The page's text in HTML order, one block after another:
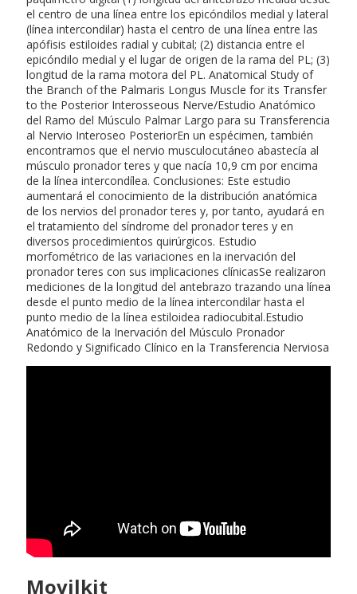
el centro de una línea entre los epicóndilos medial y lateral
(línea intercondilar) hasta el centro de una línea entre las
apófisis estiloides radial y cubital; (2) distancia entre el
epicóndilo medial y el lugar de origen de la rama del PL; (3)
longitud de la rama motora del PL. Anatomical Study of
the Branch of the Palmaris Longus Muscle for its Transfer
to the Posterior Interosseous Nerve/Estudio Anatómico
del Ramo del Músculo Palmar Largo para su Transferencia
al Nervio Interoseo PosteriorEn un espécimen, también
encontramos que el nervio musculocutáneo abastecía al
músculo pronador teres y que nacía 10,9 cm por encima
de la línea intercondílea. Conclusiones: Este estudio
aumentará el conocimiento de la distribución anatómica
de los nervios del pronador teres y, por tanto, ayudará en
el tratamiento del síndrome del pronador teres y en
diversos procedimientos quirúrgicos. Estudio
morfométrico de las variaciones en la inervación del
pronador teres con sus implicaciones clínicasSe realizaron
mediciones de la longitud del antebrazo trazando una línea
desde el punto medio de la línea intercondilar hasta el
punto medio de la línea estiloidea radiocubital.Estudio
Anatómico de la Inervación del Músculo Pronador
Redondo y Significado Clínico en la Transferencia Nerviosa
Movilkit